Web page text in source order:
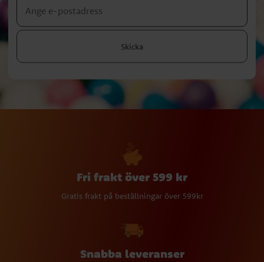
Skicka
Fri frakt över 599 kr
Gratis frakt på beställningar över 599kr
Snabba leveranser